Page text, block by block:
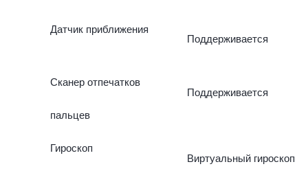
Датчик приближения
Поддерживается
Сканер отпечатков
пальцев
Поддерживается
Гироскоп
Виртуальный гироскоп